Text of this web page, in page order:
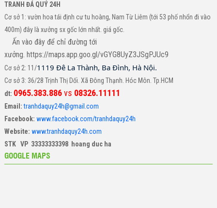
TRANH ĐÁ QUÝ 24H
Cơ sở 1: vườn hoa tái định cư tu hoàng, Nam Từ Liêm (tới 53 phố nhổn đi vào
400m) đây là xưởng sx gốc lớn nhất. giá gốc.
Ấn vào đây để chỉ đường tới
xưởng. https://maps.app.goo.gl/vGYG8UyZ3JSgPJUc9
Cơ sở 2: 11/1119 Đê La Thành, Ba Đình, Hà Nội.
Cơ sở 3: 36/28 Trịnh Thị Dối. Xã Đông Thạnh. Hóc Môn. Tp.HCM
dt: 0965.383.886vs 08326.11111
Email: tranhdaquy24h@gmail.com
Facebook: www.facebook.com/tranhdaquy24h
Website: www.tranhdaquy24h.com
STK VP 33333333398 hoang duc ha
GOOGLE MAPS